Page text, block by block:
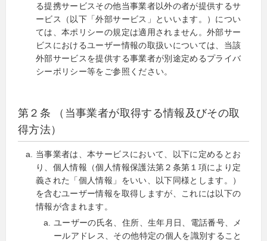
る提携サービスその他当事業者以外の者が提供するサ
ービス（以下「外部サービス」といいます。）につい
ては、本ポリシーの規定は適用されません。外部サー
ビスにおけるユーザー情報の取扱いについては、当該
外部サービスを提供する事業者が別途定めるプライバ
シーポリシー等をご参照ください。
第２条 （当事業者が取得する情報及びその取
得方法）
当事業者は、本サービスにおいて、以下に定めるとお
り、個人情報（個人情報保護法第２条第１項により定
義された「個人情報」をいい、以下同様とします。）
を含むユーザー情報を取得しますが、これには以下の
情報が含まれます。
ユーザーの氏名、住所、生年月日、電話番号、メ
ールアドレス、その他特定の個人を識別すること